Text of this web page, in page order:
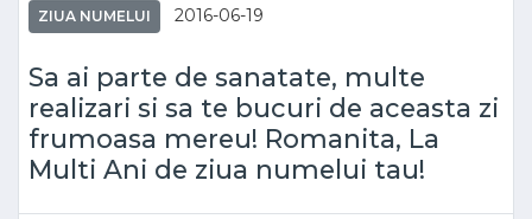
ZIUA NUMELUI 2016-06-19
Sa ai parte de sanatate, multe
realizari si sa te bucuri de aceasta zi
frumoasa mereu! Romanita, La
Multi Ani de ziua numelui tau!